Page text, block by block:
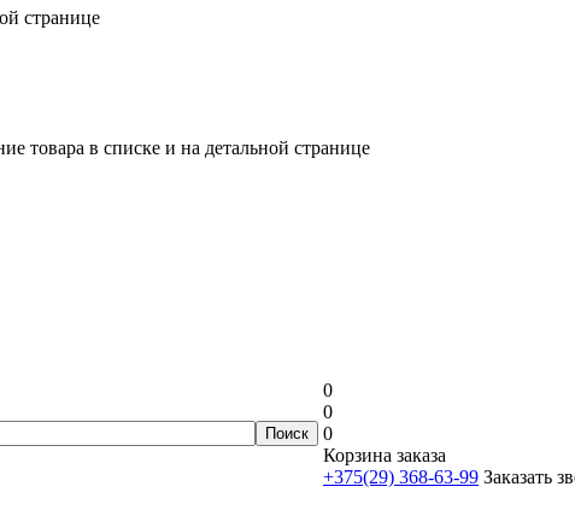
странице
товара в списке и на детальной странице
0
0
0
Корзина заказа
+375(29) 368-63-99 Заказать